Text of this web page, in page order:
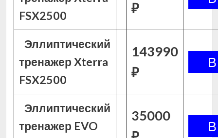
FSX2500
₽
Эллиптический
тренажер Xterra
FSX2500
143990
₽
Эллиптический
тренажер EVO
35000